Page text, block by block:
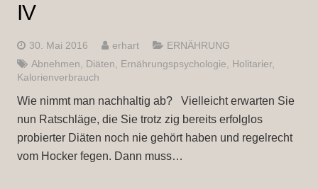
IV
30. Mai 2016 erhart
ERNÄHRUNG
Abnehmen
Diäten Ernährungspsychologie Holitarier,
Kalorienverbrauch
Wie nimmt man nachhaltig ab? Vielleicht erwarten Sie
nun Ratschläge, die Sie trotz zig bereits erfolglos
probierter Diäten noch nie gehört haben und regelrecht
vom Hocker fegen. Dann muss…